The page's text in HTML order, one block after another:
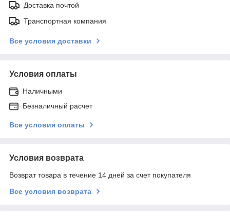
Доставка почтой
Транспортная компания
Все условия доставки
Условия оплаты
Наличными
Безналичный расчет
Все условия оплаты
Условия возврата
Возврат товара в течение 14 дней за счет покупателя
Все условия возврата